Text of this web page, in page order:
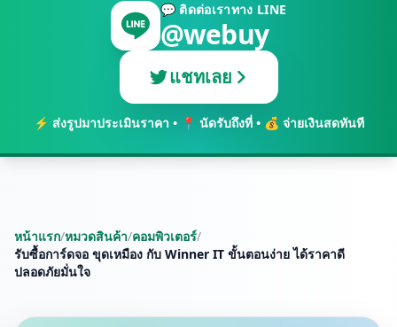
💬 ติดต่อเราทาง LINE
@webuy
แชทเลย
⚡ ส่งรูปมาประเมินราคา • 📍 นัดรับถึงที่ • 💰 จ่ายเงินสดทันที
หน้าแรก/หมวดสินค้า/คอมพิวเตอร์/
รับซื้อการ์ดจอ ขุดเหมือง กับ Winner IT ขั้นตอนง่าย ได้ราคาดี
ปลอดภัยมั่นใจ